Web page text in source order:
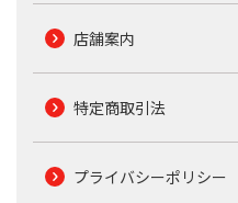
店舗案内
特定商取引法
プライバシーポリシー